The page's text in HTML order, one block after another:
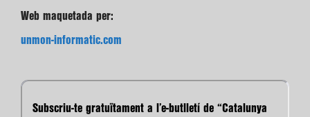
Web maquetada per:
unmon-informatic.com
Subscriu-te gratuïtament a l’e-butlletí de “Catalunya